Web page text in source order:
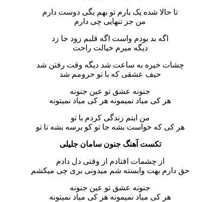
تا حالا شده یک بارم تو بهم بگی دوست دارم
من جز تنهایی چی دارم
اگه بد بودم واست اگه قلبم زود جا زد
دیگه میرم خیالت راحت
چشات خیره به ساعت شد دیگه وقت رفتن شد
حیف عشقی که با تو حرومم شد
جنونه عشق تو عین جنونه
هر کی میاد نمیمونه هر کی میاد نمیتونه
من اینم زندگی کردم با تو
هر کی که خواست بشه جا تو کو برسه بشه تا تو
تکست آهنگ جنون سامان جلیلی
از چشمات افتادم از وقتی دل دادم
حق دارم بهت وابسته شم میدونی بری چی میکشم
جنونه عشق تو عین جنونه
هر کی میاد نمیمونه هر کی میاد نمیتونه